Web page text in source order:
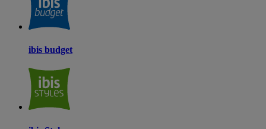
ibis budget